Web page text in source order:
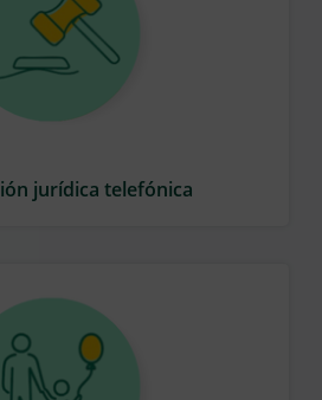
jurídica telefónica